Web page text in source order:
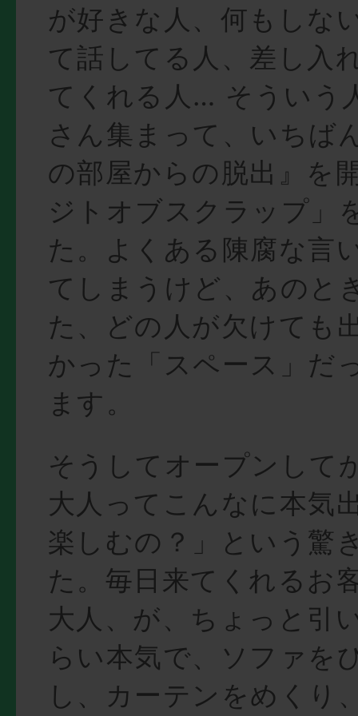
が好きな人、何もしな
て話してる人、差し入
てくれる人… そういう
さん集まって、いちば
の部屋からの脱出』を
ジトオブスクラップ」
た。よくある陳腐な言
てしまうけど、あのと
た、どの人が欠けても
かった「スペース」だ
ます。
そうしてオープンして
大人ってこんなに本気
楽しむの？」という驚
た。毎日来てくれるお
大人、が、ちょっと引
らい本気で、ソファを
し、カーテンをめくり